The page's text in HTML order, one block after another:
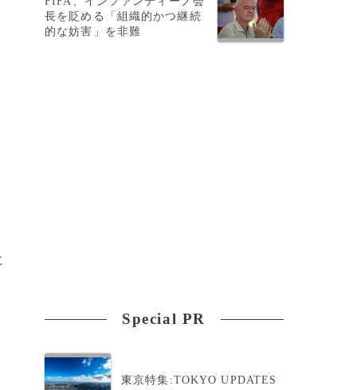
長を貶める「組織的かつ継続
的な妨害」を非難
Special PR
東京特集:TOKYO UPDATES